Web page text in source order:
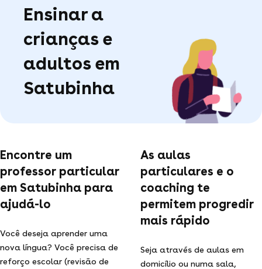
Ensinar a
crianças e
adultos em
Satubinha
Encontre um
professor particular
em Satubinha para
ajudá-lo
Você deseja aprender uma
nova língua? Você precisa de
reforço escolar (revisão de
As aulas
particulares e o
coaching te
permitem progredir
mais rápido
Seja através de aulas em
domicílio ou numa sala,